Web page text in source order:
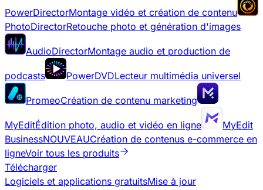
PowerDirectorMontage vidéo et création de contenu
PhotoDirectorRetouche photo et génération d'images
AudioDirectorMontage audio et production de
podcasts PowerDVDLecteur multimédia universel
PromeoCréation de contenu marketing
MyEditÉdition photo, audio et vidéo en ligne
MyEdit
BusinessNOUVEAUCréation de contenus e-commerce en
ligneVoir tous les produits
Télécharger
Logiciels et applications gratuitsMise à jour